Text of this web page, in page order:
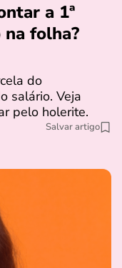
a 1ª
folha?
do
salário. Veja
pelo holerite.
Salvar artigo